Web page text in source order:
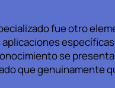
fue otro
se
que genuinamente